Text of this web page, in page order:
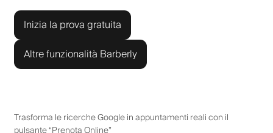
Inizia la prova gratuita
Altre funzionalità Barberly
Trasforma le ricerche Google in appuntamenti reali con il